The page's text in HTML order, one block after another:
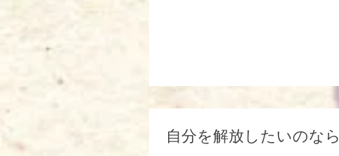
自分を解放したいのなら